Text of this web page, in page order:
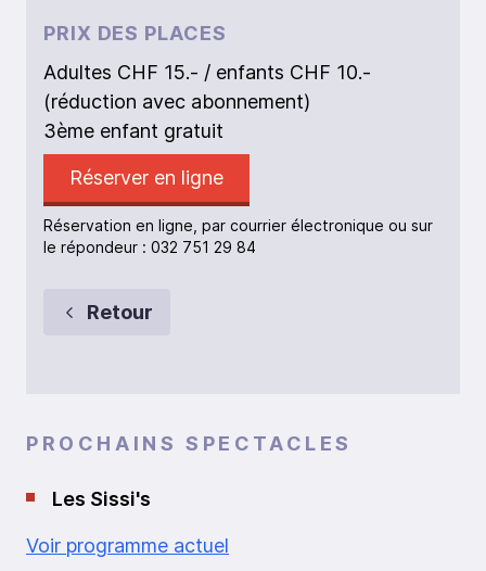
PRIX DES PLACES
Adultes CHF 15.- / enfants CHF 10.-
(réduction avec abonnement)
3ème enfant gratuit
Réserver en ligne
Réservation en ligne, par courrier électronique ou sur
le répondeur : 032 751 29 84
Retour
PROCHAINS SPECTACLES
Les Sissi's
Voir programme actuel